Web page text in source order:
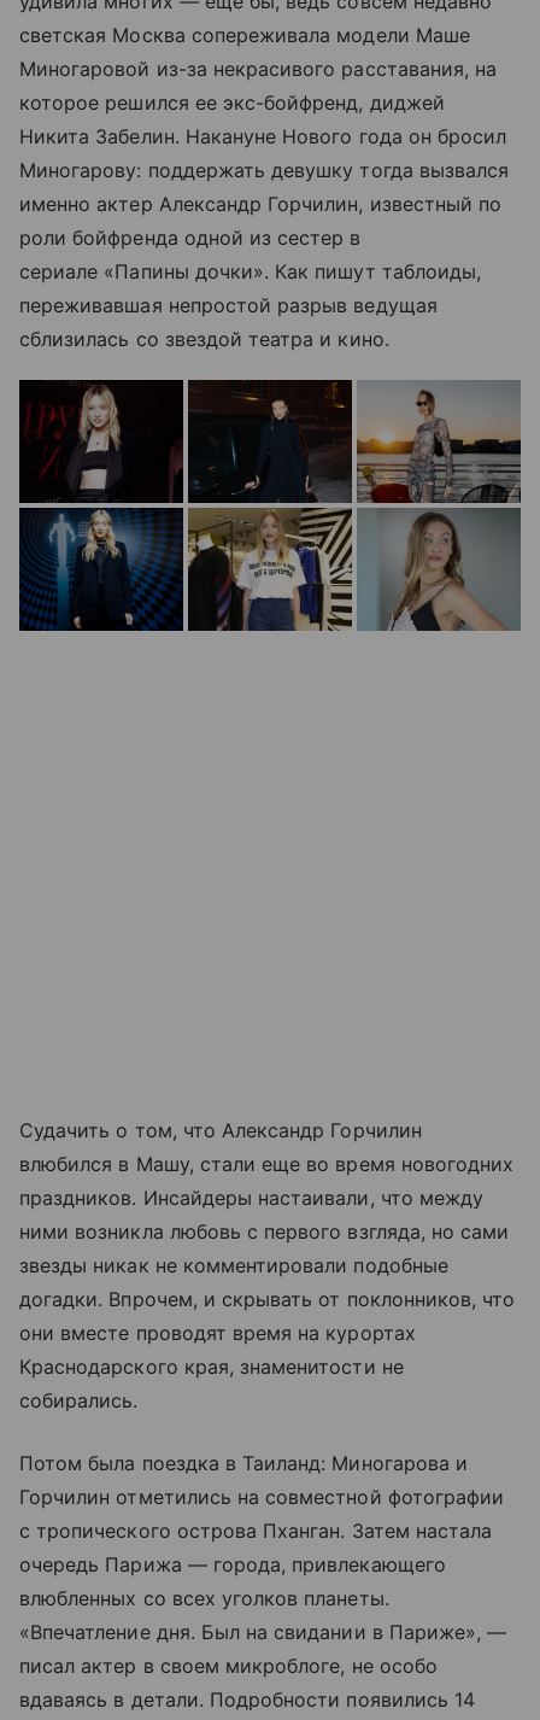
светская Москва сопереживала модели Маше
Миногаровой из-за некрасивого расставания, на
которое решился ее экс-бойфренд, диджей
Никита Забелин. Накануне Нового года он бросил
Миногарову: поддержать девушку тогда вызвался
именно актер Александр Горчилин, известный по
роли бойфренда одной из сестер в
сериале «Папины дочки». Как пишут таблоиды,
переживавшая непростой разрыв ведущая
сблизилась со звездой театра и кино.
Судачить о том, что Александр Горчилин
влюбился в Машу, стали еще во время новогодних
праздников. Инсайдеры настаивали, что между
ними возникла любовь с первого взгляда, но сами
звезды никак не комментировали подобные
догадки. Впрочем, и скрывать от поклонников, что
они вместе проводят время на курортах
Краснодарского края, знаменитости не
собирались.
Потом была поездка в Таиланд: Миногарова и
Горчилин отметились на совместной фотографии
с тропического острова Пханган. Затем настала
очередь Парижа — города, привлекающего
влюбленных со всех уголков планеты.
«Впечатление дня. Был на свидании в Париже», —
писал актер в своем микроблоге, не особо
вдаваясь в детали. Подробности появились 14